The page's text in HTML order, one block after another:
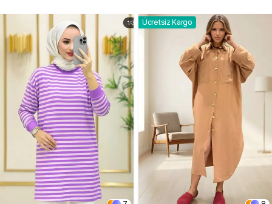
Ücretsiz Kargo